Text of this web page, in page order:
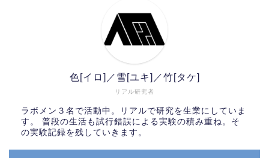
リアル研究者
色[イロ]／雪[ユキ]／竹[タケ]
ラボメン３名で活動中。リアルで研究を生業にしていま
す。 普段の生活も試行錯誤による実験の積み重ね。そ
の実験記録を残していきます。